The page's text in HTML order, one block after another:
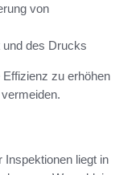
von
und des Drucks
zu erhöhen
Inspektionen liegt in